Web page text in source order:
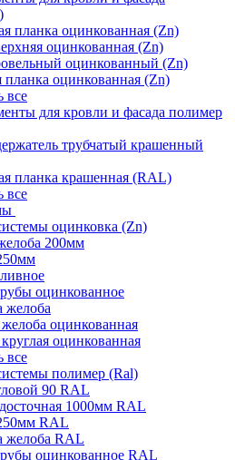
планка оцинкованная (Zn)
оцинкованная (Zn)
оцинкованный (Zn)
планка оцинкованная (Zn)
все
для кровли и фасада полимер
трубчатый крашенный
планка крашенная (RAL)
все
оцинковка (Zn)
200мм
оцинкованное
желоба
оцинкованная
оцинкованная
все
полимер (Ral)
90 RAL
1000мм RAL
RAL
желоба RAL
оцинкованное RAL